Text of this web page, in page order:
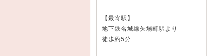
【最寄駅】
地下鉄名城線矢場町駅より
徒歩約5分